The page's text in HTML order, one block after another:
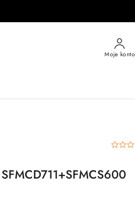
Moje konto